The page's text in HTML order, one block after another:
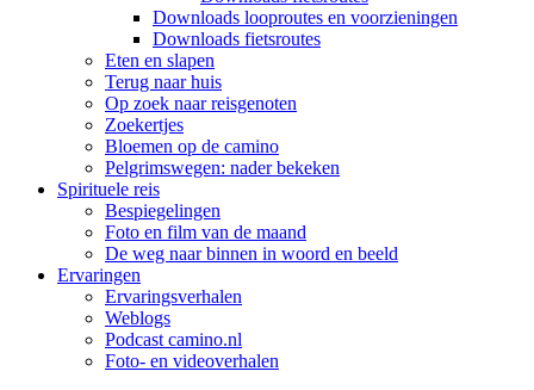
Downloads looproutes en voorzieningen
Downloads fietsroutes
Eten en slapen
Terug naar huis
Op zoek naar reisgenoten
Zoekertjes
Bloemen op de camino
Pelgrimswegen: nader bekeken
Spirituele reis
Bespiegelingen
Foto en film van de maand
De weg naar binnen in woord en beeld
Ervaringen
Ervaringsverhalen
Weblogs
Podcast camino.nl
Foto- en videoverhalen